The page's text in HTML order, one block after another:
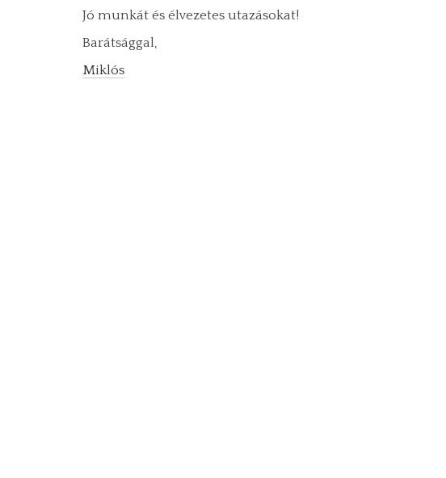
Jó munkát és élvezetes utazásokat!
Barátsággal,
Miklós